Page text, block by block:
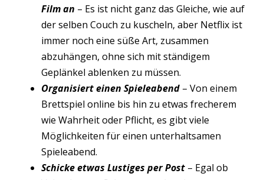
Film an – Es ist nicht ganz das Gleiche, wie auf
der selben Couch zu kuscheln, aber Netflix ist
immer noch eine süße Art, zusammen
abzuhängen, ohne sich mit ständigem
Geplänkel ablenken zu müssen.
Organisiert einen Spieleabend – Von einem
Brettspiel online bis hin zu etwas frecherem
wie Wahrheit oder Pflicht, es gibt viele
Möglichkeiten für einen unterhaltsamen
Spieleabend.
Schicke etwas Lustiges per Post – Egal ob